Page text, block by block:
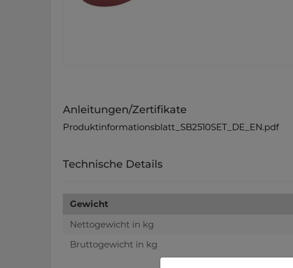
Anleitungen/Zertifikate
Produktinformationsblatt_SB2510SET_DE_EN.pdf
Technische Details
Gewicht
Nettogewicht in kg
Bruttogewicht in kg